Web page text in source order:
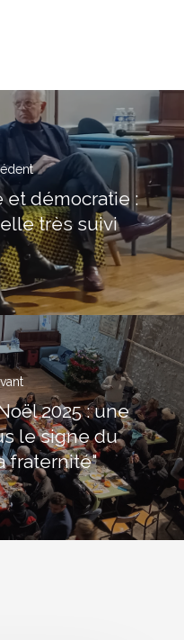
et démocratie :
très suivi
2025 : une
le signe du
fraternité"